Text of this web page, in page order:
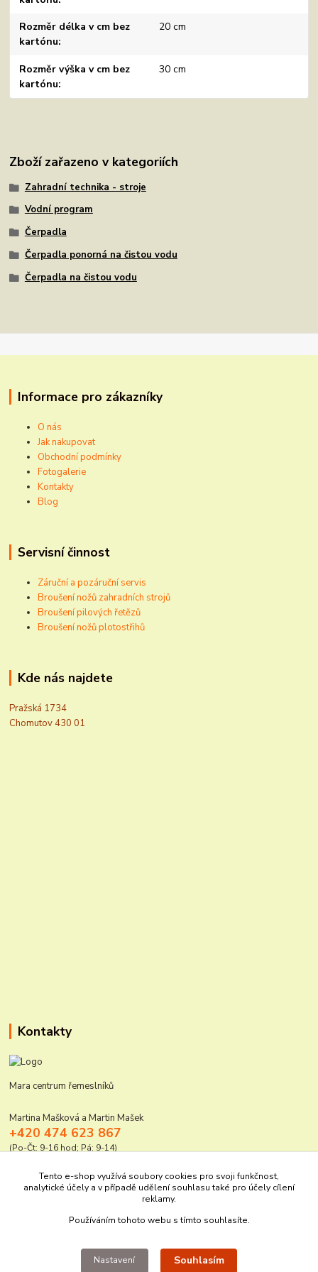
Rozměr délka v cm bez
kartónu
20 cm
Rozměr výška v cm bez
kartónu
30 cm
Zboží zařazeno v kategoriích
Zahradní technika - stroje
Vodní program
Čerpadla
Čerpadla ponorná na čistou vodu
Čerpadla na čistou vodu
Informace pro zákazníky
O nás
Jak nakupovat
Obchodní podmínky
Fotogalerie
Kontakty
Blog
Servisní činnost
Záruční a pozáruční servis
Broušení nožů zahradních strojů
Broušení pilových řetězů
Broušení nožů plotostřihů
Kde nás najdete
Pražská 1734
Chomutov 430 01
Kontakty
Mara centrum řemeslníků
Martina Mašková a Martin Mašek
+420 474 623 867
(Po-Čt: 9-16 hod; Pá: 9-14)
mara@elektro-naradi.cz
Tento e-shop využívá soubory cookies pro svoji funkčnost,
analytické účely a v případě udělení souhlasu také pro účely cílení
reklamy.
Používáním tohoto webu s tímto souhlasíte.
Nastavení Souhlasím